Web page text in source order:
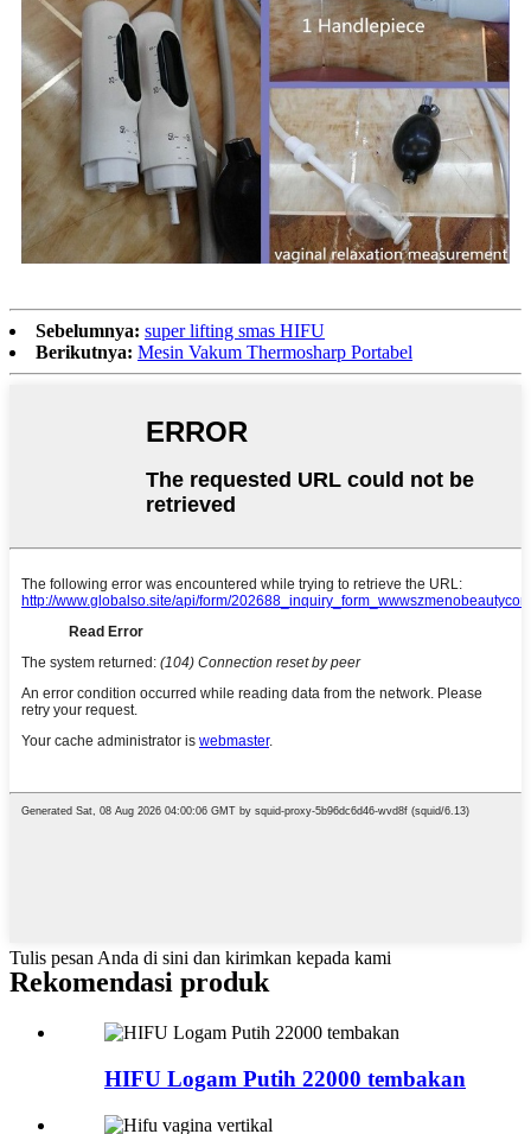
Sebelumnya: super lifting smas HIFU
Berikutnya: Mesin Vakum Thermosharp Portabel
Tulis pesan Anda di sini dan kirimkan kepada kami
Rekomendasi produk
HIFU Logam Putih 22000 tembakan